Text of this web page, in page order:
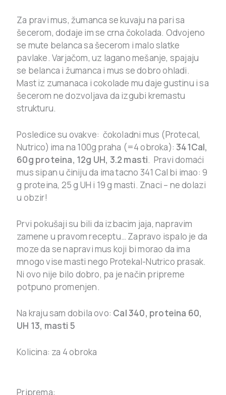
Za pravi mus, žumanca se kuvaju na pari sa
šecerom, dodaje im se crna čokolada. Odvojeno
se mute belanca sa šecerom i malo slatke
pavlake. Varjačom, uz lagano mešanje, spajaju
se belanca i žumanca i mus se dobro ohladi.
Mast iz zumanaca i cokolade mu daje gustinu i sa
šecerom ne dozvoljava da izgubi kremastu
strukturu.
Posledice su ovakve: čokoladni mus (Protecal,
Nutrico) ima na 100g praha (=4 obroka):341Cal,
60g proteina, 12g UH, 3.2 masti. Pravi domaći
mus sipan u činiju da ima tacno 341 Cal bi imao: 9
g proteina, 25 g UH i 19 g masti. Znaci – ne dolazi
u obzir!
Prvi pokušaji su bili da izbacim jaja, napravim
zamene u pravom receptu… Zapravo ispalo je da
moze da se napravi mus koji bi morao da ima
mnogo vise masti nego Protekal-Nutrico prasak.
Ni ovo nije bilo dobro, pa je način pripreme
potpuno promenjen.
Na kraju sam dobila ovo: Cal 340, proteina 60,
UH 13, masti 5
Kolicina: za 4 obroka
Priprema: